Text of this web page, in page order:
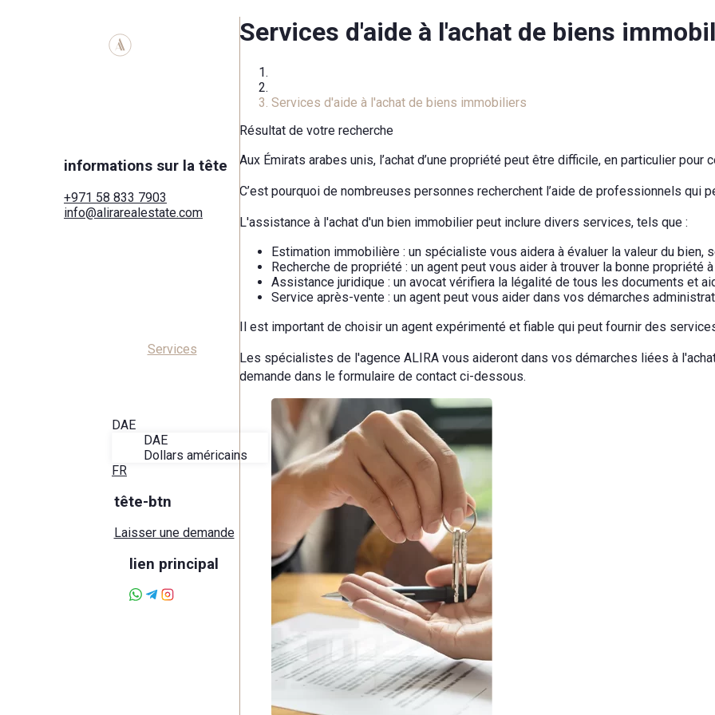
informations sur la tête
+971 58 833 7903
info@alirarealestate.com
Services
DAE
DAE
Dollars américains
FR
tête-btn
Laisser une demande
lien principal
Services d'aide à l'achat de biens
Services d'aide à l'achat de biens immobiliers
Résultat de votre recherche
Aux Émirats arabes unis, l’achat d’une propriété peut être difficile, en particulier
C’est pourquoi de nombreuses personnes recherchent l’aide de professionnels qui
L'assistance à l'achat d'un bien immobilier peut inclure divers services, tels que :
Estimation immobilière : un spécialiste vous aidera à évaluer la valeur du bien,
Recherche de propriété : un agent peut vous aider à trouver la bonne
Assistance juridique : un avocat vérifiera la légalité de tous les documents et
Service après-vente : un agent peut vous aider dans vos démarches
Il est important de choisir un agent expérimenté et fiable qui peut fournir des
Les spécialistes de l'agence ALIRA vous aideront dans vos démarches liées à
demande dans le formulaire de contact ci-dessous.